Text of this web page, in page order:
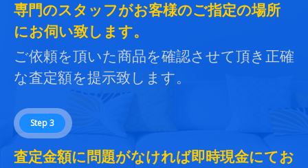
専門のスタッフがお客様のご指定の場所
にお伺い致します。
ご依頼を頂いた商品を確認させて頂き正確
な査定額を提示致します。
Step 3
査定金額に問題がなければ即時現金にてお